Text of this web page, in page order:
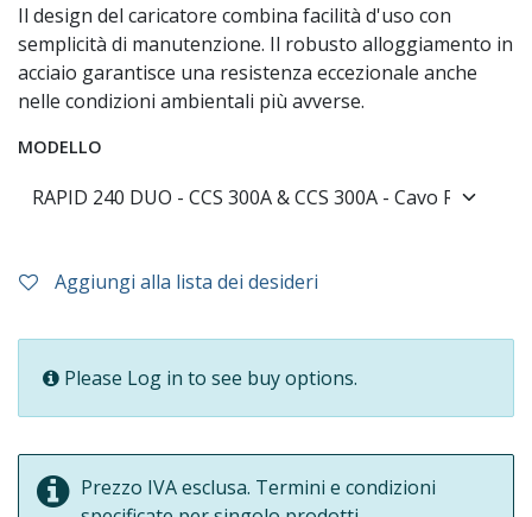
Il design del caricatore combina facilità d'uso con
semplicità di manutenzione. Il robusto alloggiamento in
acciaio garantisce una resistenza eccezionale anche
nelle condizioni ambientali più avverse.
MODELLO
Aggiungi alla lista dei desideri
Please Log in to see buy options.
Prezzo IVA esclusa. Termini e condizioni